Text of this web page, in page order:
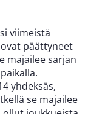
viimeistä
päättyneet
majailee sarjan
yhdeksäs,
se majailee